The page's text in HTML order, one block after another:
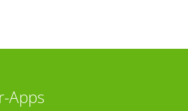
Apps